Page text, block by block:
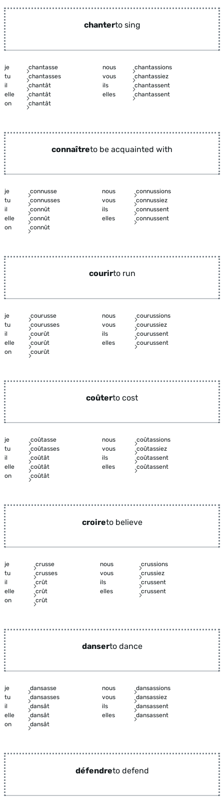
chanterto sing
je chantasse nous
chantassions
tu
chantasses vous
chantassiez
il
chantât ils
chantassent
elle
chantât elles
chantassent
on
chantât
connaîtreto be acquainted with
je connusse nous
connussions
tu
connusses vous
connussiez
il
connût ils
connussent
elle
connût elles
connussent
on
connût
courirto run
je courusse nous
courussions
tu
courusses vous
courussiez
il
courût ils
courussent
elle
courût elles
courussent
on
courût
coûterto cost
je coûtasse nous
coûtassions
tu
coûtasses vous
coûtassiez
il
coûtât ils
coûtassent
elle
coûtât elles
coûtassent
on
coûtât
croireto believe
je crusse nous
crussions
tu
crusses vous
crussiez
il
crût ils
crussent
elle
crût elles
crussent
on
crût
danserto dance
je dansasse nous
dansassions
tu
dansasses vous
dansassiez
il
dansât ils
dansassent
elle
dansât elles
dansassent
on
dansât
défendreto defend